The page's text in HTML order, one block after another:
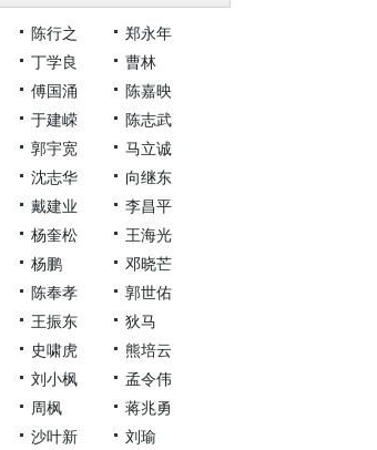
陈行之
郑永年
丁学良
曹林
傅国涌
陈嘉映
于建嵘
陈志武
郭宇宽
马立诚
沈志华
向继东
戴建业
李昌平
杨奎松
王海光
杨鹏
邓晓芒
陈奉孝
郭世佑
王振东
狄马
史啸虎
熊培云
刘小枫
孟令伟
周枫
蒋兆勇
沙叶新
刘瑜